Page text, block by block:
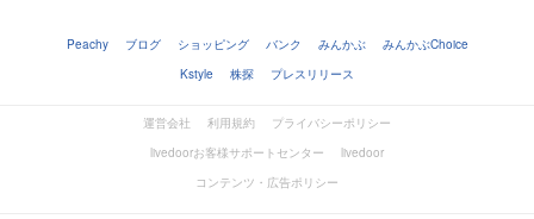
Peachy ブログ ショッピング バンク みんかぶ
みんかぶChoice
Kstyle
株探 プレスリリース
運営会社 利用規約
プライバシーポリシー
livedoorお客様サポートセンター
livedoor
コンテンツ・広告ポリシー